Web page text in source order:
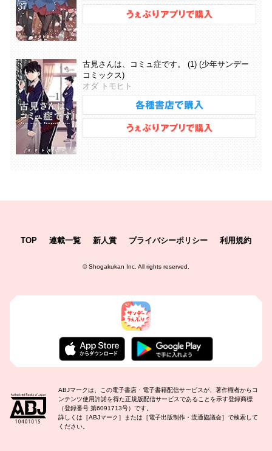
古見さんは、コミュ症です。 (1) (少年サンデー
コミックス)
オダ トモヒト
TOP 連載一覧 新人賞 プライバシーポリシー 利用規約
©Shogakukan Inc. All rights reserved.
ABJマークは、この電子書店・電子書籍配信サービスが、著作権者からコ
ンテンツ使用許諾を得た正規版配信サービスであることを示す登録商標
（登録番号 第6091713号）です。
詳しくは［ABJマーク］または［電子出版制作・流通協議会］で検索して
ください。